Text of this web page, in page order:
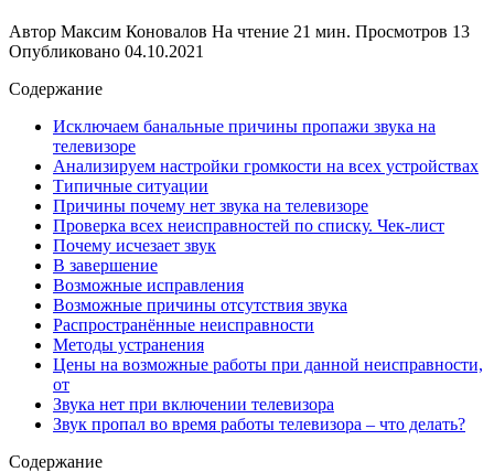
Автор Максим Коновалов На чтение 21 мин. Просмотров 13
Опубликовано 04.10.2021
Содержание
Исключаем банальные причины пропажи звука на
телевизоре
Анализируем настройки громкости на всех устройствах
Типичные ситуации
Причины почему нет звука на телевизоре
Проверка всех неисправностей по списку. Чек-лист
Почему исчезает звук
В завершение
Возможные исправления
Возможные причины отсутствия звука
Распространённые неисправности
Методы устранения
Цены на возможные работы при данной неисправности,
от
Звука нет при включении телевизора
Звук пропал во время работы телевизора – что делать?
Содержание